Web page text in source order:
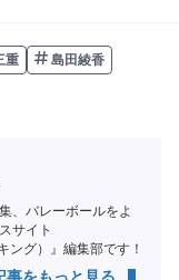
重
島田綾香
、バレーボールをよ
サイト
ング）』編集部です！
をもっと見る